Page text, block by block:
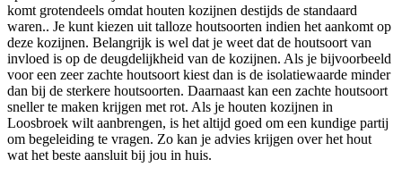
komt grotendeels omdat houten kozijnen destijds de standaard
waren.. Je kunt kiezen uit talloze houtsoorten indien het aankomt op
deze kozijnen. Belangrijk is wel dat je weet dat de houtsoort van
invloed is op de deugdelijkheid van de kozijnen. Als je bijvoorbeeld
voor een zeer zachte houtsoort kiest dan is de isolatiewaarde minder
dan bij de sterkere houtsoorten. Daarnaast kan een zachte houtsoort
sneller te maken krijgen met rot. Als je houten kozijnen in
Loosbroek wilt aanbrengen, is het altijd goed om een kundige partij
om begeleiding te vragen. Zo kan je advies krijgen over het hout
wat het beste aansluit bij jou in huis.